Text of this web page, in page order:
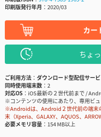
印刷版発行年月
2020/03
カー
ちょ
ご利用方法
ダウンロード型配信サービ
同時使用端末数
2
対応OS
iOS最新の２世代前まで /
※コンテンツの使用にあたり、専用ビ
※Androidは、Android２世代前の端末
末（Xperia、GALAXY、AQUOS、
必要メモリ容量
154 MB以上